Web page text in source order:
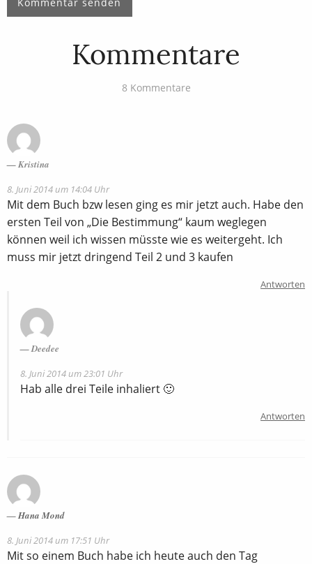
Kommentare
8 Kommentare
Kristina
8. Juni 2014 um 14:04 Uhr
Mit dem Buch bzw lesen ging es mir jetzt auch. Habe den
ersten Teil von „Die Bestimmung“ kaum weglegen
können weil ich wissen müsste wie es weitergeht. Ich
muss mir jetzt dringend Teil 2 und 3 kaufen
Antworten
Deedee
8. Juni 2014 um 23:01 Uhr
Hab alle drei Teile inhaliert 🙂
Antworten
Hana Mond
8. Juni 2014 um 17:51 Uhr
Mit so einem Buch habe ich heute auch den Tag